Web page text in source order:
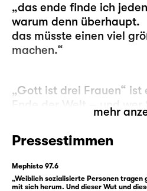
„das ende finde ich
warum denn überhaupt.
das müsste einen viel
machen.“
„Gott ist drei Frauen“ ist
Ende der Welt – und wer
und wie es nun
was? Selbst die Erde,
resümiert, dass es doch
Oder hat sie sich verzählt
Milliarden Jahren sind
mehr
Pressestimmen
Mephisto 97.6
„Weiblich sozialisierte Personen tragen
mit sich herum. Und dieser Wut und